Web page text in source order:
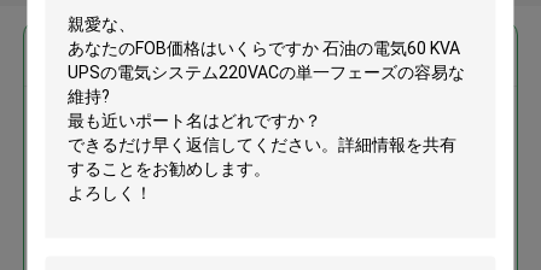
最高の価格で
石油の電気60 KVA UPSの電気シ
ステム220VACの単一フェーズの
容易な維持